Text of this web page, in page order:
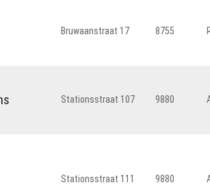
Bruwaanstraat 17 8755
Stationsstraat 107 9880
Stationsstraat 111 9880